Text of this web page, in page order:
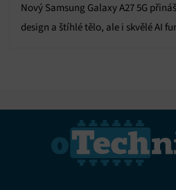
Nový Samsung Galaxy A27 5G
design a štíhlé tělo, ale i skvělé AI